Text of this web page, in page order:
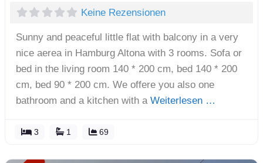
Keine Rezensionen
Sunny and peaceful little flat with balcony in a very
nice aerea in Hamburg Altona with 3 rooms. Sofa or
bed in the living room 140 * 200 cm, bed 140 * 200
cm, bed 90 * 200 cm. We offere you also one
bathroom and a kitchen with a Weiterlesen …
3 1 69